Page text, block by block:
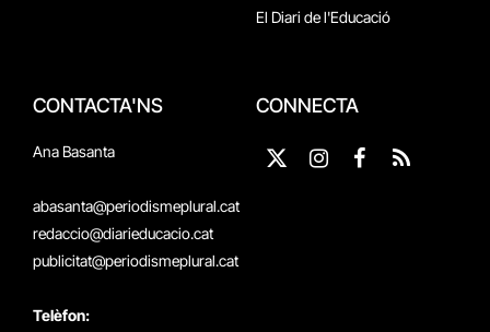
El Diari de l'Educació
CONTACTA'NS
Ana Basanta
abasanta@periodismeplural.cat
redaccio@diarieducacio.cat
publicitat@periodismeplural.cat
Telèfon:
CONNECTA
X
Instagram
Facebook
RSS